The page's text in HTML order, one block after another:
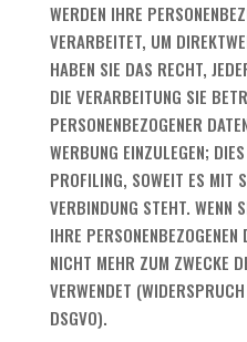
WERDEN IHRE
VERARBEITET, UM
HABEN SIE DAS RECHT,
DIE VERARBEITUNG SIE
PERSONENBEZOGENER
WERBUNG EINZULEGEN;
PROFILING, SOWEIT ES MIT
VERBINDUNG STEHT. WENN
IHRE
NICHT MEHR ZUM ZWECKE
VERWENDET
DSGVO).